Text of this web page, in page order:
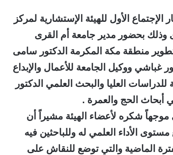
الأول للهيئة الإستشارية لمركز
وذلك بحضور مدير جامعة أم القرى
لتطوير منطقة مكة المكرمة الدكتور سامى
ووكيل الجامعة للأعمال والإبداع
العليا والبحث العلمي الدكتور
أبحاث الحج والعمرة .
موجهاً شكره لأعضاء الهيئة مشيراً أن
الأداء العلمي له وللباحثين فيه
الماضية والتي توضع للنقاش على